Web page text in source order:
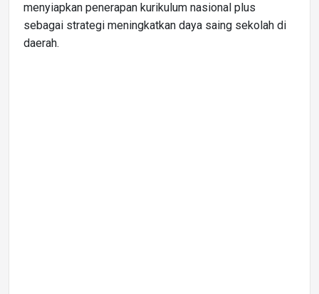
menyiapkan penerapan kurikulum nasional plus
sebagai strategi meningkatkan daya saing sekolah di
daerah.